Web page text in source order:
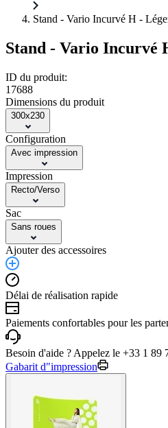
Stand - Vario Incurvé H -
Stand - Vario Incurvé
ID du produit:
17688
Dimensions du produit
300x230
Configuration
Avec impression
Impression
Recto/Verso
Sac
Sans roues
Ajouter des accessoires
Délai de réalisation rapide
Paiements confortables pour les
Besoin d'aide ? Appelez le +33 1 89
Gabarit d"impression